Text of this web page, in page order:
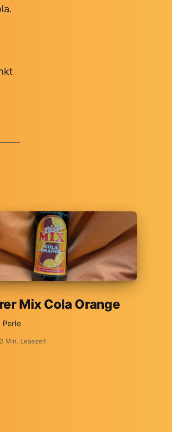
Mix Cola Orange
Perle
Min. Lesezeit